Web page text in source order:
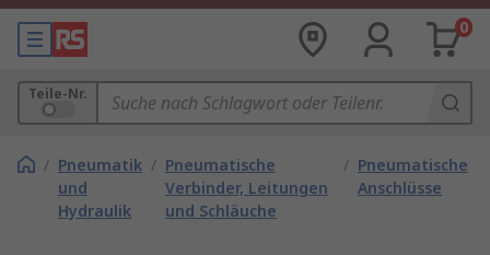
0
Teile-Nr.
/ Pneumatik
und
Hydraulik
/ Pneumatische
Verbinder, Leitungen
und Schläuche
/ Pneumatische
Anschlüsse